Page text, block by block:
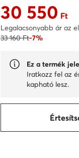
Aktuális ár 30 550 Ft
30 550 Ft
Legalacsonyabb ár az
33 160 Ft-7%
Ez a termék
Iratkozz fel az
kapható lesz.